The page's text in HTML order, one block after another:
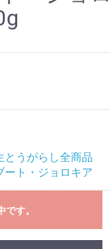
とうがらし全商品
ート・ジョロキア
です。